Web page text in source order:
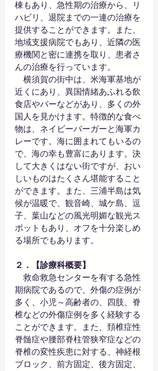
棟もあり、急性期の治療から、リ
ハビリ、退院までの一連の治療を
提供することができます。また、
地域支援病院でもあり、近隣の医
療機関と密に連携を取り、患者さ
んの治療を行っています。
横須賀の街中は、米海軍基地が
近くにあり、異国情緒あふれる飲
食店やバーなどがあり、多くの外
国人を見かけます。特徴的な食べ
物は、ネイビーバーガーと海軍カ
レーです。海に囲まれてもいるの
で、海の幸も豊富にあります。決
して大きくはない街ですが、おい
しいものはたくさん堪能すること
ができます。また、三浦半島は気
候が温暖で、観音崎、城ケ島、逗
子、葉山などの風光明媚な観光ス
ポットもあり、オフを十分楽しめ
る場所でもあります。
２．【診療科概要】
救命救急センターを有する急性
期病院であるので、外傷の症例が
多く、小児～高齢者の、四肢、脊
椎などの外傷症例を多く経験する
ことができます。また、頚椎症性
脊髄症や腰部脊柱管狭窄症などの
脊椎の変性疾患に対する、神経根
ブロック、前方固定、後方固定、